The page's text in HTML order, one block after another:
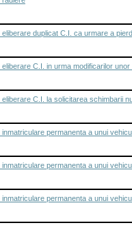
eliberare duplicat C.I. ca urmare a
eliberare C.I. in urma modificarilor
eliberare C.I. la solicitarea schimbarii
permanenta a unui
inmatriculare permanenta a unui
inmatriculare permanenta a unui